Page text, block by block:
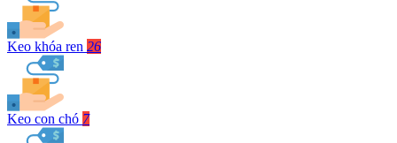
Keo khóa ren 26
Keo con chó 7